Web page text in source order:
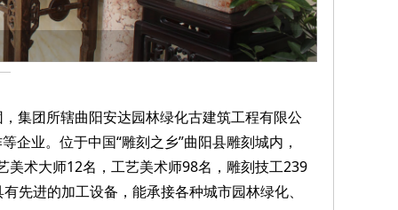
集团所辖曲阳安达园林绿化古建筑工程有限公
业。位于中国“雕刻之乡”曲阳县雕刻城内，
术大师12名，工艺美术师98名，雕刻技工239
先进的加工设备，能承接各种城市园林绿化、